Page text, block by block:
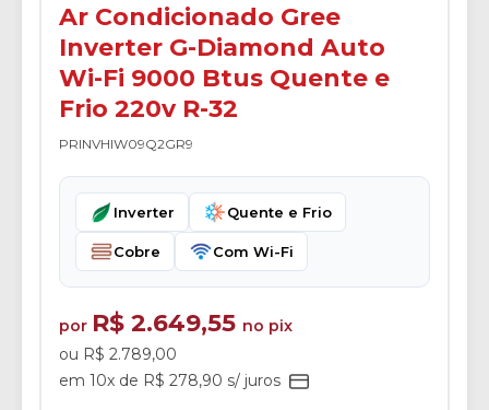
Ar Condicionado Gree
Inverter G-Diamond Auto
Wi-Fi 9000 Btus Quente e
Frio 220v R-32
PRINVHIW09Q2GR9
Inverter Quente e Frio
Cobre Com Wi-Fi
por R$ 2.649,55 no pix
ou R$ 2.789,00
em 10x de R$ 278,90 s/ juros